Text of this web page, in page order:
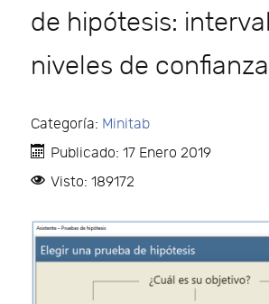
de hipótesis:
niveles de confianza
Categoría: Minitab
Publicado: 17 Enero 2019
Visto: 189172